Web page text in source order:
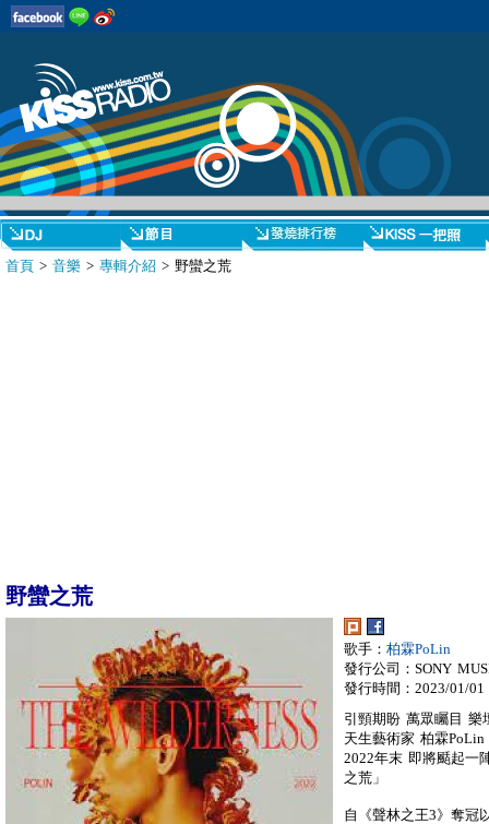
首頁 > 音樂 > 專輯介紹 > 野蠻之荒
野蠻之荒
歌手： 柏霖PoLin
發行公司：SONY
發行時間：2023/01/01
引頸期盼 萬眾矚目 樂
天生藝術家 柏霖
2022年末 即將颳起一
之荒」
自《聲林之王3》奪冠